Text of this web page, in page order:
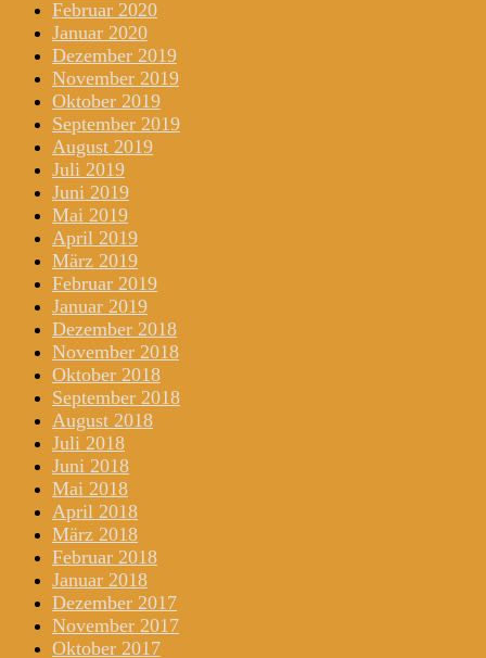
Februar 2020
Januar 2020
Dezember 2019
November 2019
Oktober 2019
September 2019
August 2019
Juli 2019
Juni 2019
Mai 2019
April 2019
März 2019
Februar 2019
Januar 2019
Dezember 2018
November 2018
Oktober 2018
September 2018
August 2018
Juli 2018
Juni 2018
Mai 2018
April 2018
März 2018
Februar 2018
Januar 2018
Dezember 2017
November 2017
Oktober 2017